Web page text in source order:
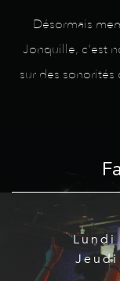
Désormais
Jonquille, c'est
sur des
Lundi